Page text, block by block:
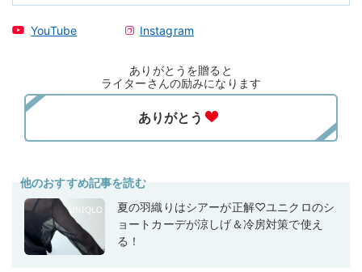
YouTube Instagram
ありがとうを贈ると
ライターさんの励みになります
他のおすすめ記事を読む
夏の羽織りはシアーが正解♡ユニクロのシ
ョートカーデが涼しげ＆冷房対策で使え
る！